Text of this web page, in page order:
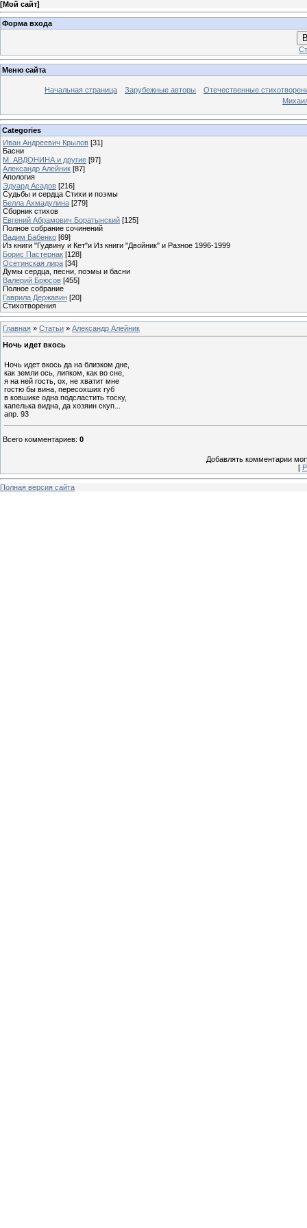
[Мой сайт]
Форма входа
Меню сайта
Начальная страница Зарубежные авторы
Отечественные
Categories
Иван Андреевич Крылов [31]
Басни
М. АВДОНИНА и другие [97]
Александр Алейник [87]
Апология
Эдуард Асадов [216]
Судьбы и сердца Стихи и поэмы
Белла Ахмадулина [279]
Сборник стихов
Евгений Абрамович Боратынский [125]
Полное собрание сочинений
Вадим Бабенко [69]
Из книги "Гудвину и Кет"и Из книги "Двойник" и Разное 1996-1999
Борис Пастернак [128]
Осетинская лира [34]
Думы сердца, песни, поэмы и басни
Валерий Брюсов [455]
Полное собрание
Гаврила Державин [20]
Стихотворения
Главная » Статьи » Александр Алейник
Ночь идет вкось
Ночь идет вкось да на близком дне,
как земли ось, липком, как во сне,
я на ней гость, ох, не хватит мне
гостю бы вина, пересохших губ
в ковшике одна подсластить тоску,
капелька видна, да хозяин скуп...
апр. 93
Всего комментариев: 0
Добавлять комментарии
[
Полная версия сайта